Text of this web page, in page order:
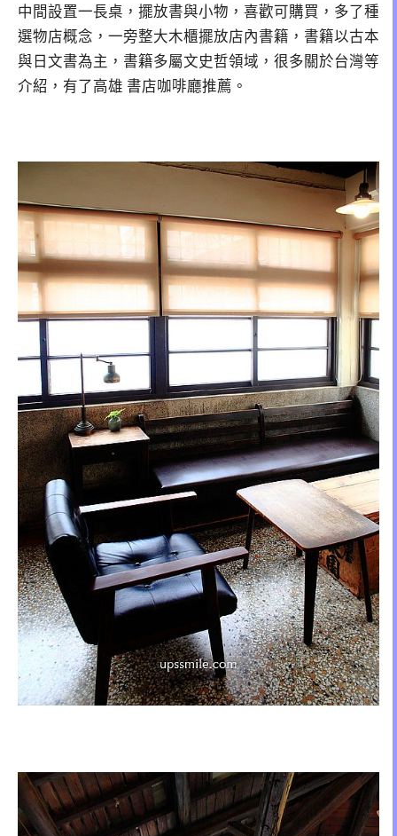
中間設置一長桌，擺放書與小物，喜歡可購買，多了種
選物店概念，一旁整大木櫃擺放店內書籍，書籍以古本
與日文書為主，書籍多屬文史哲領域，很多關於台灣等
介紹，有了高雄 書店咖啡廳推薦。